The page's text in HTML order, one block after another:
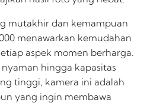
mutakhir dan kemampuan
menawarkan kemudahan
aspek momen berharga.
hingga kapasitas
tinggi, kamera ini adalah
yang ingin membawa